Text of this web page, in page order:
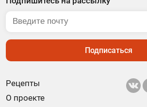
Рецепты
О проекте
Подписаться